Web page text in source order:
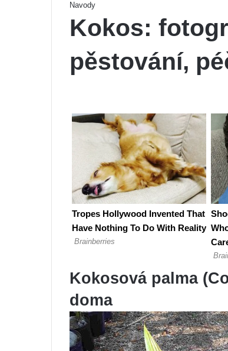
Navody
Kokos:
pěstování,
Kokosová palma
doma